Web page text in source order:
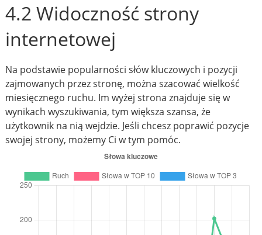
4.2 Widoczność strony
internetowej
Na podstawie popularności słów kluczowych i pozycji
zajmowanych przez stronę, można szacować wielkość
miesięcznego ruchu. Im wyżej strona znajduje się w
wynikach wyszukiwania, tym większa szansa, że
użytkownik na nią wejdzie. Jeśli chcesz poprawić pozycje
swojej strony, możemy Ci w tym pomóc.